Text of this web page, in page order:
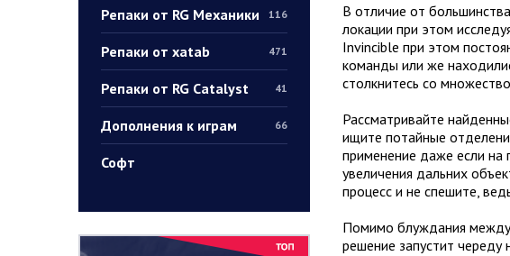
Репаки от RG Механики 116
Репаки от xatab 471
Репаки от RG Catalyst 41
Дополнения к играм 66
Софт
В отличие от
локации при этом
Invincible при этом
команды или же
столкнитесь со
Рассматривайте
ищите потайные
применение даже если на
увеличения дальних
процесс и не спешите,
Помимо блуждания между
решение запустит